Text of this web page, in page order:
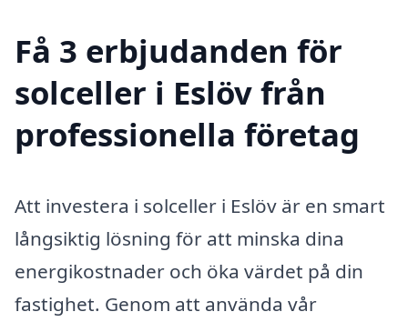
Få 3 erbjudanden för
solceller i Eslöv från
professionella företag
Att investera i solceller i Eslöv är en smart
långsiktig lösning för att minska dina
energikostnader och öka värdet på din
fastighet. Genom att använda vår